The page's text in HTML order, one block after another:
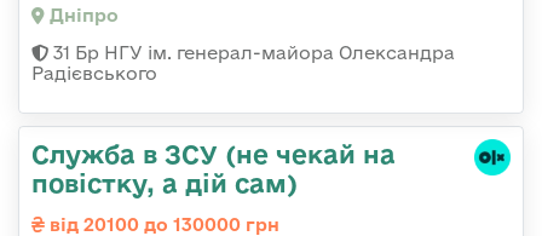
Дніпро
31 Бр НГУ ім. генерал-майора Олександра
Радієвського
Служба в ЗСУ (не чекай на
повістку, а дій сам)
від 20100 до 130000 грн